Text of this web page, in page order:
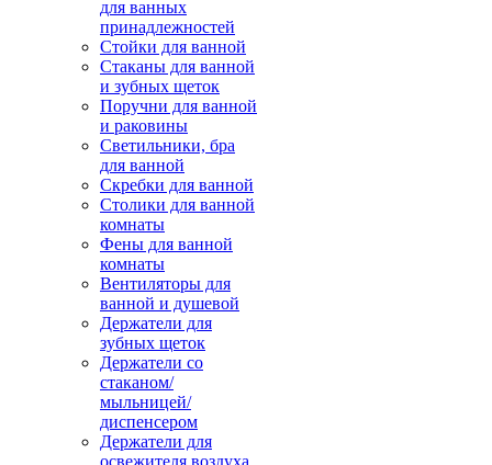
для ванных
принадлежностей
Стойки для ванной
Стаканы для ванной
и зубных щеток
Поручни для ванной
и раковины
Светильники, бра
для ванной
Скребки для ванной
Столики для ванной
комнаты
Фены для ванной
комнаты
Вентиляторы для
ванной и душевой
Держатели для
зубных щеток
Держатели со
стаканом/
мыльницей/
диспенсером
Держатели для
освежителя воздуха